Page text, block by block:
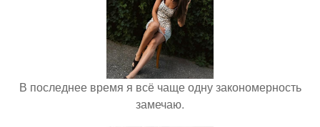
В последнее время я всё чаще одну закономерность
замечаю.